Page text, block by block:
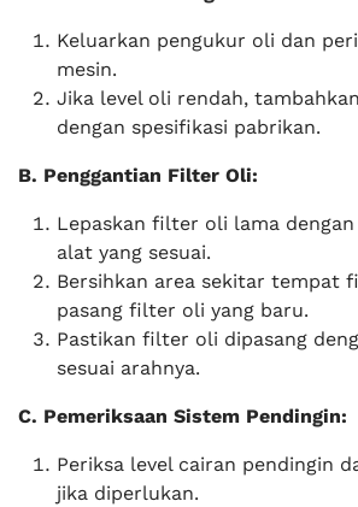
Keluarkan pengukur oli dan
mesin.
Jika level oli rendah,
dengan spesifikasi pabrikan.
B. Penggantian Filter Oli:
Lepaskan filter oli lama dengan
alat yang sesuai.
Bersihkan area sekitar tempat
pasang filter oli yang baru.
Pastikan filter oli dipasang
sesuai arahnya.
C. Pemeriksaan Sistem Pendingin:
Periksa level cairan pendingin
jika diperlukan.